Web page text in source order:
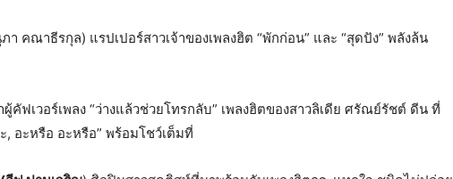
า คณาธีรกุล) แรปเปอร์สาวเจ้าของเพลงฮิต “พักก่อน” และ “สุดปัง” พลังล้น
คัฟเวอร์เพลง “ว่างแล้วช่วยโทรกลับ” เพลงฮิตของสาวลิเดีย ศรัณย์รัชต์ ดีน ที่
อะหรือ อะหรือ” พร้อมโชว์เต็มที่